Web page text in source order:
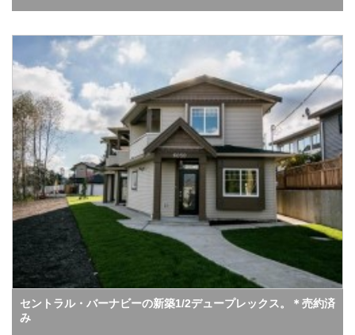
セントラル・バーナビーの新築1/2デュープレックス。＊売約済
み